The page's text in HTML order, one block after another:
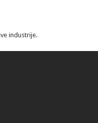
industrije.